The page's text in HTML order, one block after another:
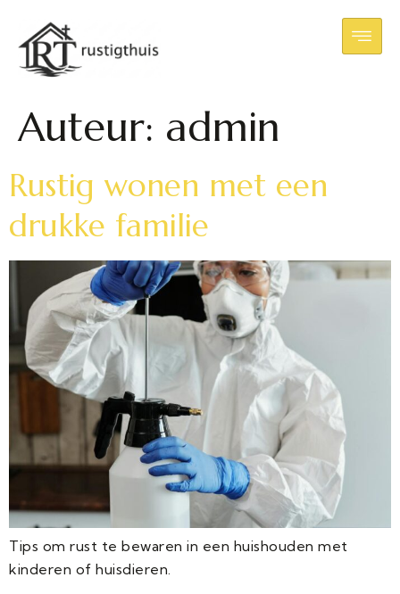
Auteur: admin
Rustig wonen met een
drukke familie
Tips om rust te bewaren in een huishouden met
kinderen of huisdieren.